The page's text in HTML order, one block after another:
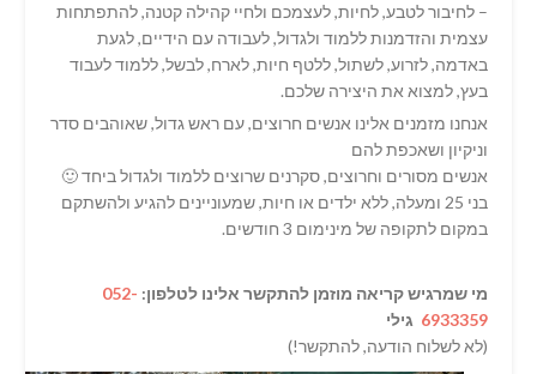
– לחיבור לטבע, לחיות, לעצמכם ולחיי קהילה קטנה, להתפתחות
עצמית והזדמנות ללמוד ולגדול, לעבודה עם הידיים, לגעת
באדמה, לזרוע, לשתול, ללטף חיות, לארח, לבשל, ללמוד לעבוד
בעץ, למצוא את היצירה שלכם.
אנחנו מזמנים אלינו אנשים חרוצים, עם ראש גדול, שאוהבים סדר
וניקיון ושאכפת להם
אנשים מסורים וחרוצים, סקרנים שרוצים ללמוד ולגדול ביחד 🙂
בני 25 ומעלה, ללא ילדים או חיות, שמעוניינים להגיע ולהשתקם
במקום לתקופה של מינימום 3 חודשים.
מי שמרגיש קריאה מוזמן להתקשר אלינו לטלפון: 052-
6933359 גילי
(לא לשלוח הודעה, להתקשר!)